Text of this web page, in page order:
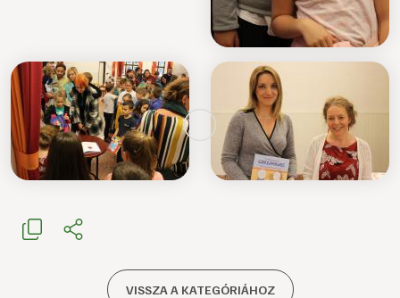
VISSZA A KATEGÓRIÁHOZ